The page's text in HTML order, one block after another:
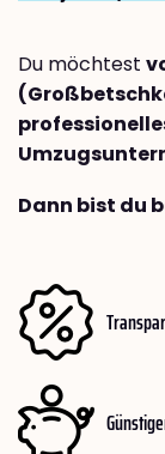
Du möchtest
Dann bist du